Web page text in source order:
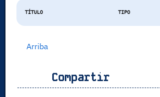
TÍTULO TIPO
Arriba
Compartir